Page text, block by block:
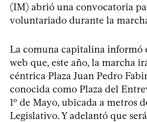
(IM) abrió una convocatoria
voluntariado durante la
La comuna capitalina informó
web que, este año, la marcha
céntrica Plaza Juan Pedro
conocida como Plaza del
1º de Mayo, ubicada a metros
Legislativo. Y adelantó que